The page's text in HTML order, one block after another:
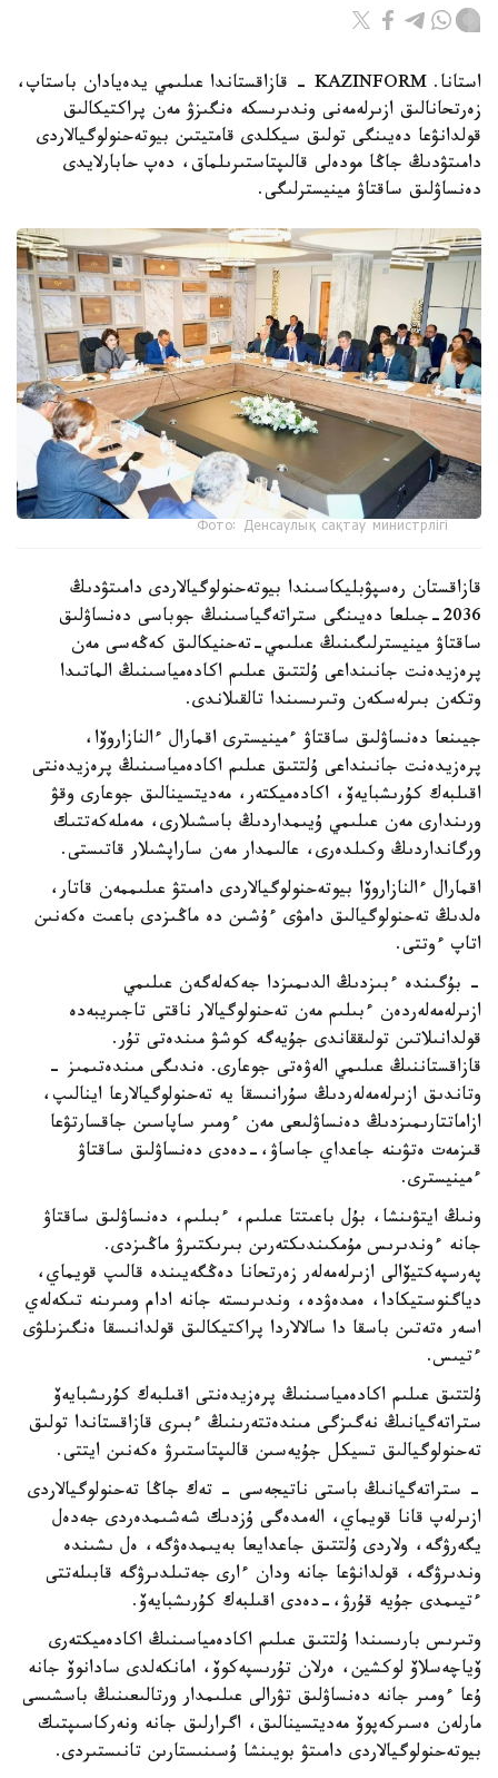
استانا. KAZINFORM - قازاقستاندا عىلىمي يدەيادان باستاپ،
زەرتحانالىق ازىرلەمەنى وندىرىسكە ەنگىزۋ مەن پراكتيكالىق
قولدانۋعا دەيىنگى تولىق سيكلدى قامتيتىن بيوتەحنولوگيالاردى
دامىتۋدىڭ جاڭا مودەلى قالىپتاستىرىلماق، دەپ حابارلايدى
دەنساۋلىق ساقتاۋ مينيسترلىگى.
Фото: Денсаулық сақтау министрлігі
قازاقستان رەسپۋبليكاسىندا بيوتەحنولوگيالاردى دامىتۋدىڭ
2036-جىلعا دەيىنگى ستراتەگياسىنىڭ جوباسى دەنساۋلىق
ساقتاۋ مينيسترلىگىنىڭ عىلىمي-تەحنيكالىق كەڭەسى مەن
پرەزيدەنت جانىنداعى ۇلتتىق عىلىم اكادەمياسىنىڭ الماتىدا
وتكەن بىرلەسكەن وتىرىسىندا تالقىلاندى.
جيىنعا دەنساۋلىق ساقتاۋ ءمينيسترى اقمارال ءالنازاروۆا،
پرەزيدەنت جانىنداعى ۇلتتىق عىلىم اكادەمياسىنىڭ پرەزيدەنتى
اقىلبەك كۇرىشبايەۆ، اكادەميكتەر، مەديتسينالىق جوعارى وقۋ
ورىندارى مەن عىلىمي ۇيىمداردىڭ باسشىلارى، مەملەكەتتىك
ورگانداردىڭ وكىلدەرى، عالىمدار مەن ساراپشىلار قاتىستى.
اقمارال ءالنازاروۆا بيوتەحنولوگيالاردى دامىتۋ عىلىممەن قاتار،
ەلدىڭ تەحنولوگيالىق دامۋى ءۇشىن دە ماڭىزدى باعىت ەكەنىن
اتاپ ءوتتى.
- بۇگىندە ءبىزدىڭ الدىمىزدا جەكەلەگەن عىلىمي
ازىرلەمەلەردەن ءبىلىم مەن تەحنولوگيالار ناقتى تاجىريبەدە
قولدانىلاتىن تولىققاندى جۇيەگە كوشۋ مىندەتى تۇر.
قازاقستاننىڭ عىلىمي الەۋەتى جوعارى. ەندىگى مىندەتىمىز -
وتاندىق ازىرلەمەلەردىڭ سۇرانىسقا يە تەحنولوگيالارعا اينالىپ،
ازاماتتارىمىزدىڭ دەنساۋلىعى مەن ءومىر ساپاسىن جاقسارتۋعا
قىزمەت ەتۋىنە جاعداي جاساۋ،-دەدى دەنساۋلىق ساقتاۋ
ءمينيسترى.
ونىڭ ايتۋىنشا، بۇل باعىتتا عىلىم، ءبىلىم، دەنساۋلىق ساقتاۋ
جانە ءوندىرىس مۇمكىندىكتەرىن بىرىكتىرۋ ماڭىزدى.
پەرسپەكتيۆالى ازىرلەمەلەر زەرتحانا دەڭگەيىندە قالىپ قويماي،
دياگنوستيكادا، ەمدەۋدە، وندىرىستە جانە ادام ومىرىنە تىكەلەي
اسەر ەتەتىن باسقا دا سالالاردا پراكتيكالىق قولدانىسقا ەنگىزىلۋى
ءتيىس.
ۇلتتىق عىلىم اكادەمياسىنىڭ پرەزيدەنتى اقىلبەك كۇرىشبايەۆ
ستراتەگيانىڭ نەگىزگى مىندەتتەرىنىڭ ءبىرى قازاقستاندا تولىق
تەحنولوگيالىق تسيكل جۇيەسىن قالىپتاستىرۋ ەكەنىن ايتتى.
- ستراتەگيانىڭ باستى ناتيجەسى - تەك جاڭا تەحنولوگيالاردى
ازىرلەپ قانا قويماي، الەمدەگى ۇزدىك شەشىمدەردى جەدەل
يگەرۋگە، ولاردى ۇلتتىق جاعدايعا بەيىمدەۋگە، ەل ىشىندە
وندىرۋگە، قولدانۋعا جانە ودان ءارى جەتىلدىرۋگە قابىلەتتى
ءتيىمدى جۇيە قۇرۋ،-دەدى اقىلبەك كۇرىشبايەۆ.
وتىرىس بارىسىندا ۇلتتىق عىلىم اكادەمياسىنىڭ اكادەميكتەرى
ۆياچەسلاۆ لوكشين، ەرلان تۇرىسپەكوۆ، امانكەلدى سادانوۆ جانە
ۇعا ءومىر جانە دەنساۋلىق تۋرالى عىلىمدار ورتالىعىنىڭ باسشىسى
مارلەن ەسىركەپوۆ مەديتسينالىق، اگرارلىق جانە ونەركاسىپتىك
بيوتەحنولوگيالاردى دامىتۋ بويىنشا ۇسىنىستارىن تانىستىردى.